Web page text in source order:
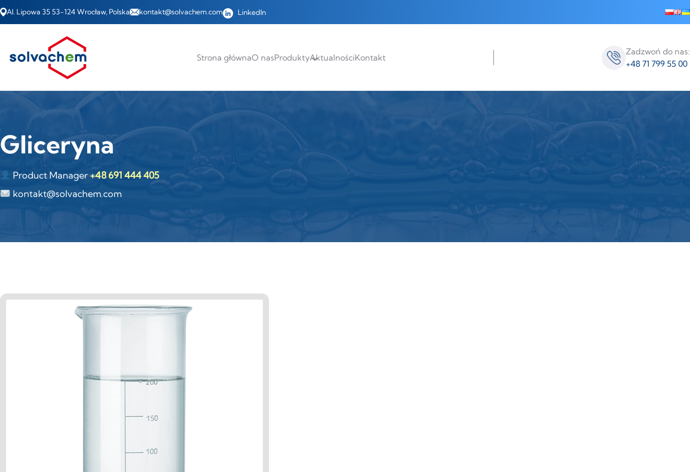
Al. Lipowa 35 53-124 Wrocław, Polska kontakt@solvachem.com LinkedIn
Strona głównaO nasProduktyAktualnościKontakt
Zadzwoń do nas:
+48 71 799 55 00
Gliceryna
Product Manager+48 691 444 405
kontakt@solvachem.com